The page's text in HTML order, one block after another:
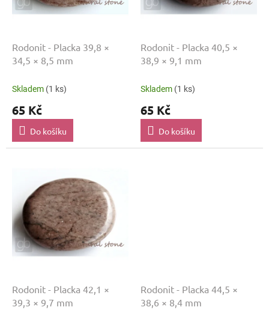
d
Rodonit - Placka 39,8 ×
34,5 × 8,5 mm
Skladem (1 ks)
65 Kč
Do košíku
Rodonit - Placka 40,5 ×
38,9 × 9,1 mm
Skladem (1 ks)
65 Kč
Do košíku
Rodonit - Placka 42,1 ×
39,3 × 9,7 mm
Rodonit - Placka 44,5 ×
38,6 × 8,4 mm